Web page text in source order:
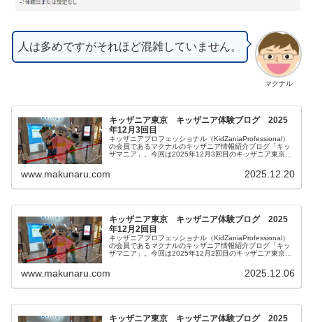
マクナル
人は多めですがそれほど混雑していません。
キッザニア東京 キッザニア体験ブログ 2025
年12月3回目
キッザニアプロフェッショナル（KidZaniaProfessional）
の会員であるマクナルのキッザニア情報紹介ブログ「キッ
ザマニア」。今回は2025年12月3回目のキッザニア東京体
www.makunaru.com 2025.12.20
キッザニア東京 キッザニア体験ブログ 2025
年12月2回目
キッザニアプロフェッショナル（KidZaniaProfessional）
の会員であるマクナルのキッザニア情報紹介ブログ「キッ
ザマニア」。今回は2025年12月2回目のキッザニア東京体
www.makunaru.com 2025.12.06
キッザニア東京 キッザニア体験ブログ 2025